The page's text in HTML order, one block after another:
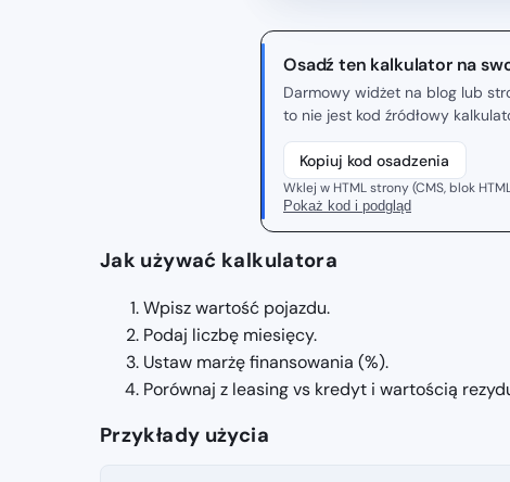
Osadź ten kalkulator na
Darmowy widżet na blog lub
to nie jest kod źródłowy
Kopiuj kod osadzenia
Wklej w HTML strony (CMS, blok
Pokaż kod i podgląd
Jak używać kalkulatora
Wpisz wartość pojazdu.
Podaj liczbę miesięcy.
Ustaw marżę finansowania (%).
Porównaj z leasing vs kredyt i wartością
Przykłady użycia